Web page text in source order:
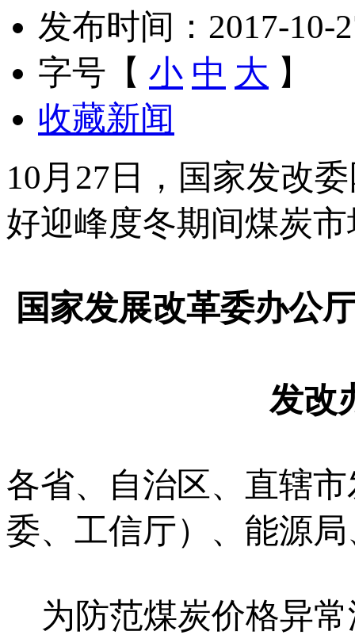
发布时间：2017-10-
字号【 小 中 大 】
收藏新闻
10月27日，国家发改
好迎峰度冬期间煤炭
国家发展改革委办公
发改
各省、自治区、直辖
委、工信厅）、能源
为防范煤炭价格异常